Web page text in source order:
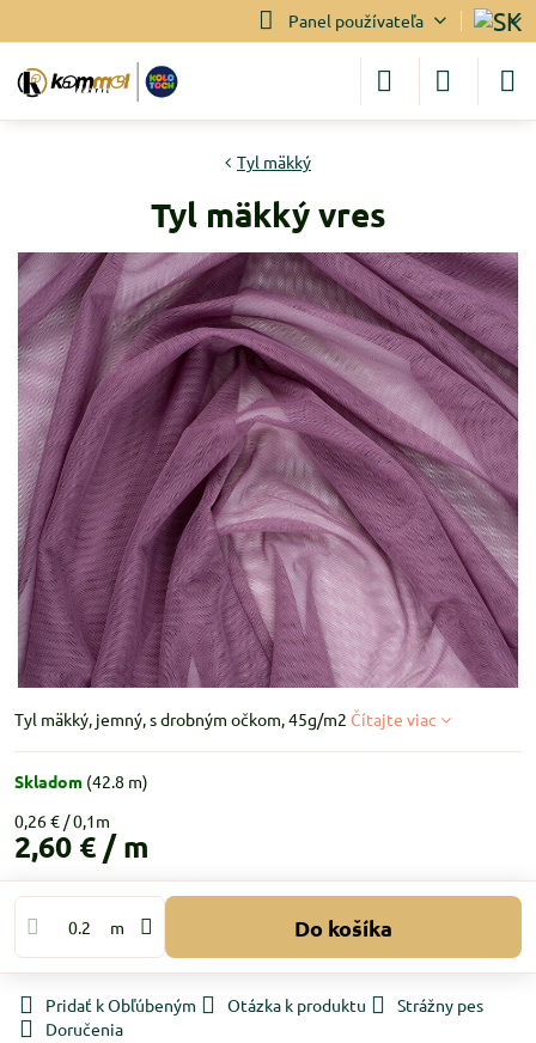
Panel používateľa
Tyl mäkký
Tyl mäkký vres
Tyl mäkký, jemný, s drobným očkom, 45g/m2 Čítajte viac
Skladom (42.8 m)
0,26 €
2,60 € / m
m Do košíka
Pridať k Obľúbeným Otázka k produktu
Strážny pes
Doručenia